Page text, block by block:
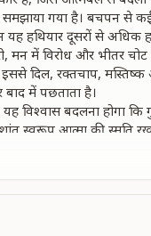
गया है। बचपन से कई
यह हथियार दूसरों से
में विरोध और भीतर चोट
दिल, रक्तचाप,
में पछताता है।
विश्वास बदलना होगा
स्वरूप आत्मा की स्मृति
माता-पिता को प्रेम से